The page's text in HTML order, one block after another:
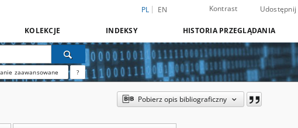
PL EN Kontrast Udostępnij
KOLEKCJE INDEKSY HISTORIA PRZEGLĄDANIA
zaawansowane ?
Pobierz opis bibliograficzny